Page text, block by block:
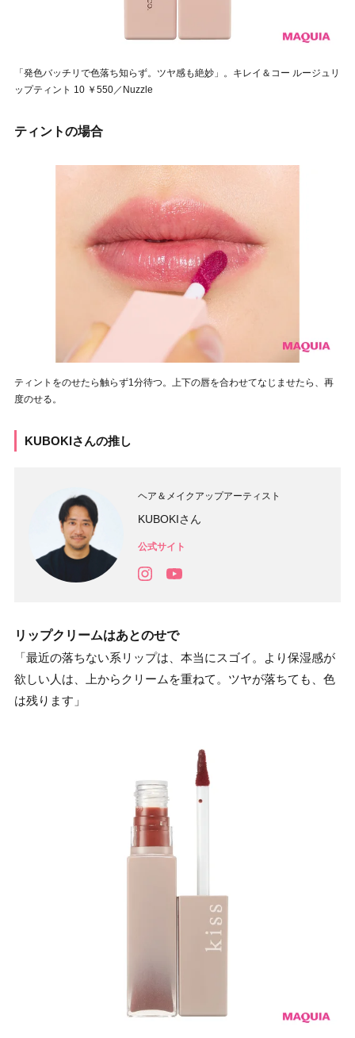
「発色バッチリで色落ち知らず。ツヤ感も絶妙」。キレイ＆コー ルージュリ
ップティント 10 ￥550／Nuzzle
ティントの場合
ティントをのせたら触らず1分待つ。上下の唇を合わせてなじませたら、再
度のせる。
KUBOKIさんの推し
ヘア＆メイクアップアーティスト
KUBOKIさん
公式サイト
リップクリームはあとのせで
「最近の落ちない系リップは、本当にスゴイ。より保湿感が
欲しい人は、上からクリームを重ねて。ツヤが落ちても、色
は残ります」